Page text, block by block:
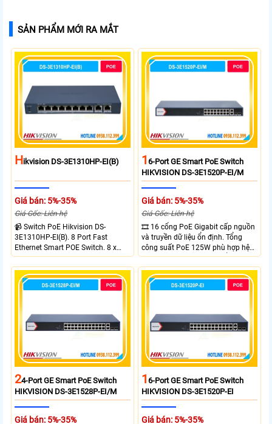
SẢN PHẨM MỚI RA MẮT
HIkvision DS-3E1310HP-EI(B)
Giá bán: 5%-35%
Giá Gốc: Liên hệ
📹 Switch PoE Hikvision DS-
3E1310HP-EI(B). 8 Port Fast
Ethernet Smart POE Switch. 8 x
10/100M PoE Ports, 2 x Gigabit
Uplink Ports.
16-Port GE Smart PoE Switch
HIKVISION DS-3E1520P-EI/M
Giá bán: 5%-35%
Giá Gốc: Liên hệ
🎞 16 cổng PoE Gigabit cấp nguồn
và truyền dữ liệu ổn định. Tổng
công suất PoE 125W phù hợp hệ
thống camera IP vừa. 2 cổng RJ45
Gigabit và 2 cổng quang SFP mở
rộng linh hoạt. Hỗ trợ truyền PoE
xa tối đa lên đến 300 mét.
24-Port GE Smart PoE Switch
HIKVISION DS-3E1528P-EI/M
Giá bán: 5%-35%
16-Port GE Smart PoE Switch
HIKVISION DS-3E1520P-EI
Giá bán: 5%-35%